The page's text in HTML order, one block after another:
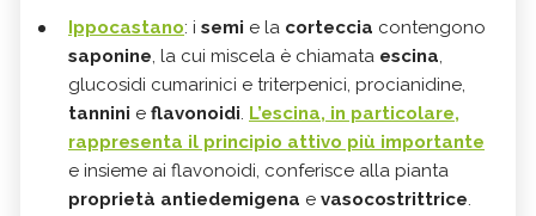
Ippocastano: i semi e la corteccia contengono
saponine, la cui miscela è chiamata escina,
glucosidi cumarinici e triterpenici, procianidine,
tannini e flavonoidi. L’escina, in particolare,
rappresenta il principio attivo più importante
e insieme ai flavonoidi, conferisce alla pianta
proprietà antiedemigena e vasocostrittrice.